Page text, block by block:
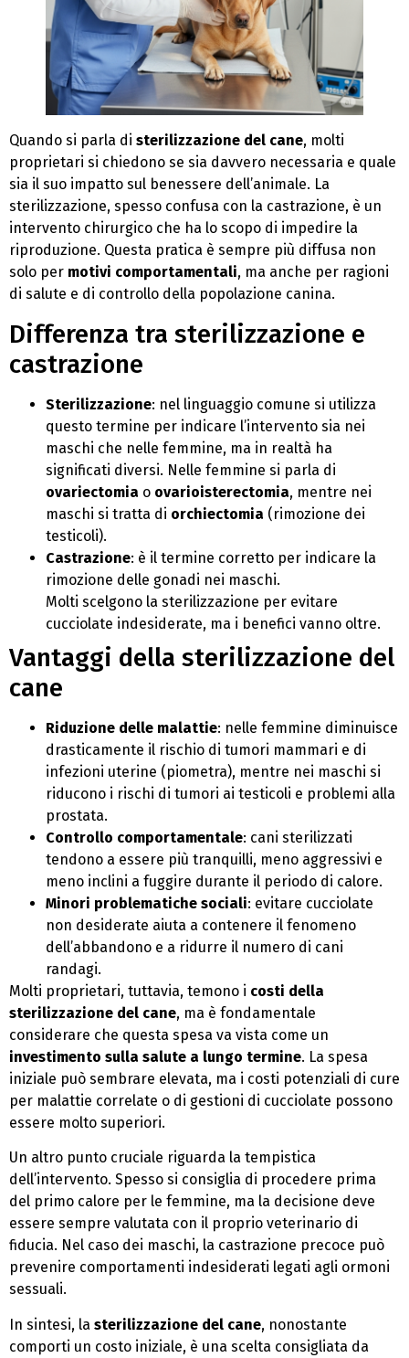
Quando si parla di sterilizzazione del cane, molti
proprietari si chiedono se sia davvero necessaria e quale
sia il suo impatto sul benessere dell’animale. La
sterilizzazione, spesso confusa con la castrazione, è un
intervento chirurgico che ha lo scopo di impedire la
riproduzione. Questa pratica è sempre più diffusa non
solo per motivi comportamentali, ma anche per ragioni
di salute e di controllo della popolazione canina.
Differenza tra sterilizzazione e
castrazione
Sterilizzazione: nel linguaggio comune si utilizza
questo termine per indicare l’intervento sia nei
maschi che nelle femmine, ma in realtà ha
significati diversi. Nelle femmine si parla di
ovariectomia o ovarioisterectomia, mentre nei
maschi si tratta di orchiectomia (rimozione dei
testicoli).
Castrazione: è il termine corretto per indicare la
rimozione delle gonadi nei maschi.
Molti scelgono la sterilizzazione per evitare
cucciolate indesiderate, ma i benefici vanno oltre.
Vantaggi della sterilizzazione del
cane
Riduzione delle malattie: nelle femmine diminuisce
drasticamente il rischio di tumori mammari e di
infezioni uterine (piometra), mentre nei maschi si
riducono i rischi di tumori ai testicoli e problemi alla
prostata.
Controllo comportamentale: cani sterilizzati
tendono a essere più tranquilli, meno aggressivi e
meno inclini a fuggire durante il periodo di calore.
Minori problematiche sociali: evitare cucciolate
non desiderate aiuta a contenere il fenomeno
dell’abbandono e a ridurre il numero di cani
randagi.
Molti proprietari, tuttavia, temono i costi della
sterilizzazione del cane, ma è fondamentale
considerare che questa spesa va vista come un
investimento sulla salute a lungo termine. La spesa
iniziale può sembrare elevata, ma i costi potenziali di cure
per malattie correlate o di gestioni di cucciolate possono
essere molto superiori.
Un altro punto cruciale riguarda la tempistica
dell’intervento. Spesso si consiglia di procedere prima
del primo calore per le femmine, ma la decisione deve
essere sempre valutata con il proprio veterinario di
fiducia. Nel caso dei maschi, la castrazione precoce può
prevenire comportamenti indesiderati legati agli ormoni
sessuali.
In sintesi, la sterilizzazione del cane, nonostante
comporti un costo iniziale, è una scelta consigliata da